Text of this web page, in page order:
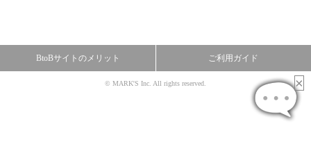
BtoBサイトのメリット ご利用ガイド
© MARK'S Inc. All rights reserved.